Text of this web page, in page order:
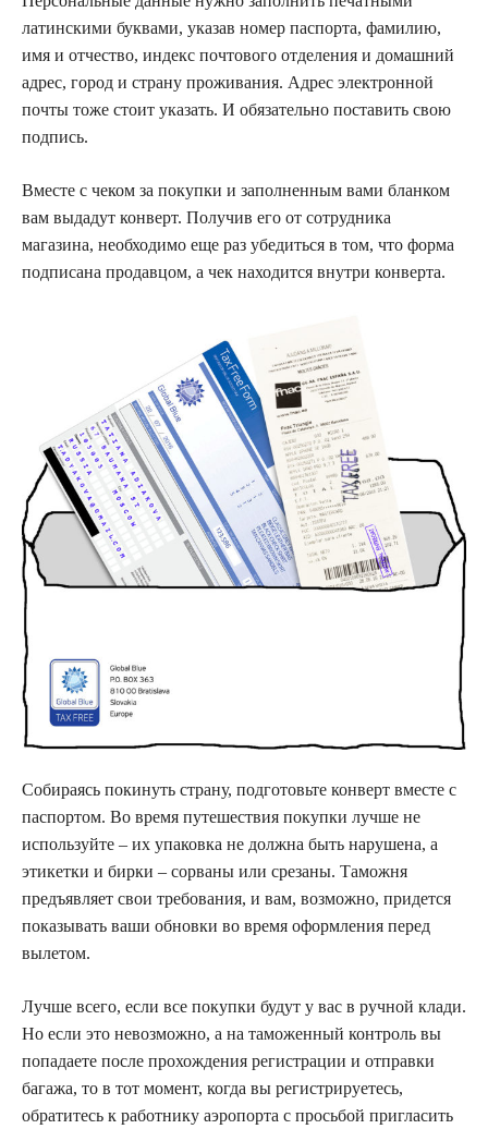
латинскими буквами, указав номер паспорта, фамилию,
имя и отчество, индекс почтового отделения и домашний
адрес, город и страну проживания. Адрес электронной
почты тоже стоит указать. И обязательно поставить свою
подпись.
Вместе с чеком за покупки и заполненным вами бланком
вам выдадут конверт. Получив его от сотрудника
магазина, необходимо еще раз убедиться в том, что форма
подписана продавцом, а чек находится внутри конверта.
Собираясь покинуть страну, подготовьте конверт вместе с
паспортом. Во время путешествия покупки лучше не
используйте – их упаковка не должна быть нарушена, а
этикетки и бирки – сорваны или срезаны. Таможня
предъявляет свои требования, и вам, возможно, придется
показывать ваши обновки во время оформления перед
вылетом.
Лучше всего, если все покупки будут у вас в ручной клади.
Но если это невозможно, а на таможенный контроль вы
попадаете после прохождения регистрации и отправки
багажа, то в тот момент, когда вы регистрируетесь,
обратитесь к работнику аэропорта с просьбой пригласить